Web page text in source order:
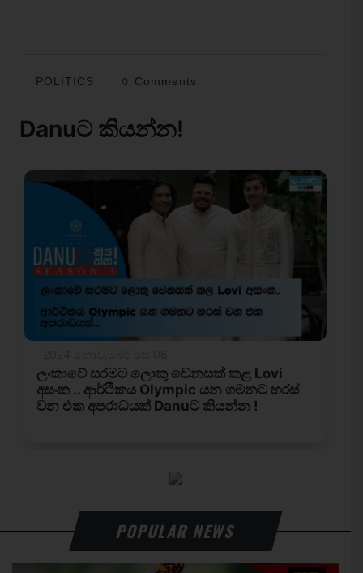
POLITICS 0 Comments
POPULAR NEWS